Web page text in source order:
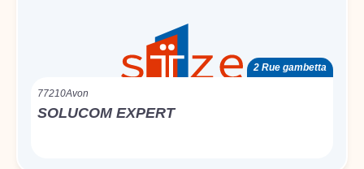
2 Rue gambetta
77210Avon
SOLUCOM EXPERT